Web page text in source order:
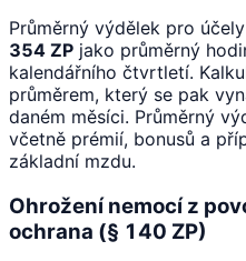
Průměrný výdělek pro
354 ZP jako průměrný
kalendářního čtvrtletí.
průměrem, který se pak
daném měsíci. Průměrný
včetně prémií, bonusů a
základní mzdu.
Ohrožení nemocí z
ochrana (§ 140 ZP)